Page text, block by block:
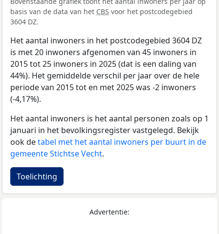
basis van de data van het CBS voor het postcodegebied
3604 DZ.
Het aantal inwoners in het postcodegebied 3604 DZ
is met 20 inwoners afgenomen van 45 inwoners in
2015 tot 25 inwoners in 2025 (dat is een daling van
44%). Het gemiddelde verschil per jaar over de hele
periode van 2015 tot en met 2025 was -2 inwoners
(-4,17%).
Het aantal inwoners is het aantal personen zoals op 1
januari in het bevolkingsregister vastgelegd. Bekijk
ook detabel met het aantal inwoners per buurt in de
gemeente Stichtse Vecht.
Toelichting
Advertentie: